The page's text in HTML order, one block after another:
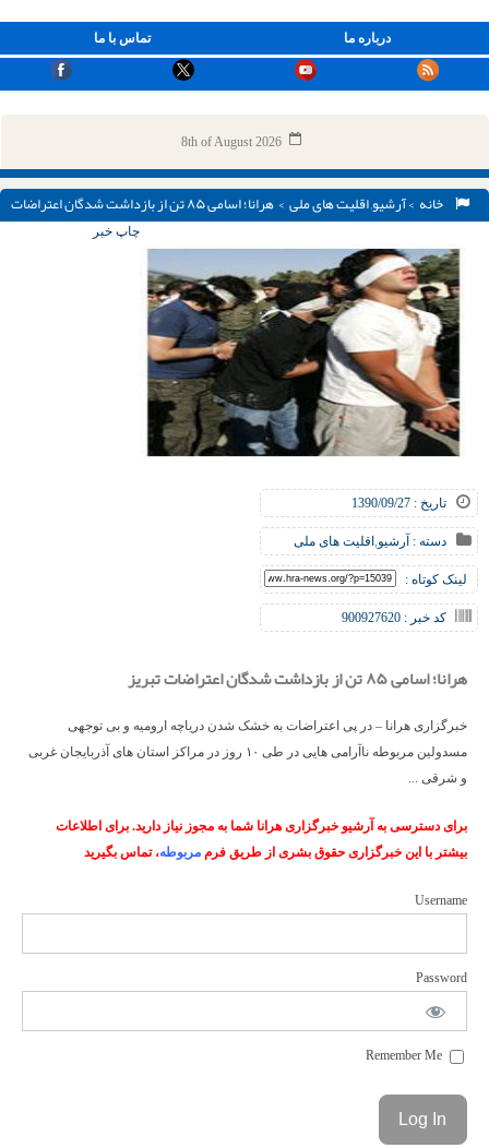
تماس با ما درباره ما
8th of August 2026
خانه >آرشیو,اقلیت های ملی
> هرانا؛ اسامی ۸۵ تن از بازداشت شدگان اعتراضات
تاریخ : 1390/09/27
دسته : آرشیو,اقلیت های ملی
لینک کوتاه :
کد خبر : 900927620
چاپ خبر
هرانا؛ اسامی ۸۵ تن از بازداشت شدگان اعتراضات تبریز
خبرگزاری هرانا – در پی اعتراضات به خشک شدن دریاچه ارومیه و بی توجهی
مسدولین مربوطه ناآرامی هایی در طی ۱۰ روز در مراکز استان های آذربایجان غربی
و شرقی ...
برای دسترسی به آرشیو خبرگزاری هرانا شما به مجوز نیاز دارید. برای اطلاعات
بیشتر با این خبرگزاری حقوق بشری از طریق فرم مربوطه، تماس بگیرید
Username
Password